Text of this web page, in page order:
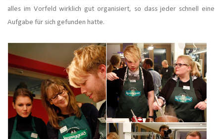
alles im Vorfeld wirklich gut organisiert, so dass jeder schnell eine
Aufgabe für sich gefunden hatte.